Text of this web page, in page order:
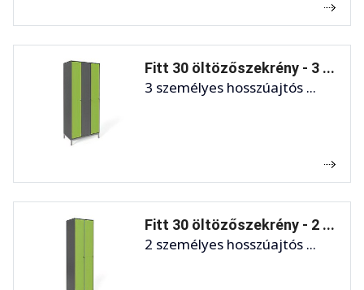
Fitt 30 öltözőszekrény - 3 ...
3 személyes hosszúajtós ...
Fitt 30 öltözőszekrény - 2 ...
2 személyes hosszúajtós ...